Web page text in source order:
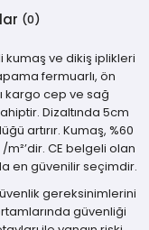
(0)
kumaş ve dikiş iplikleri
fermuarlı, ön
kargo cep ve sağ
Dizaltında 5cm
artırır. Kumaş, %60
m²’dir. CE belgeli olan
en güvenilir seçimdir.
gereksinimlerini
güvenliği